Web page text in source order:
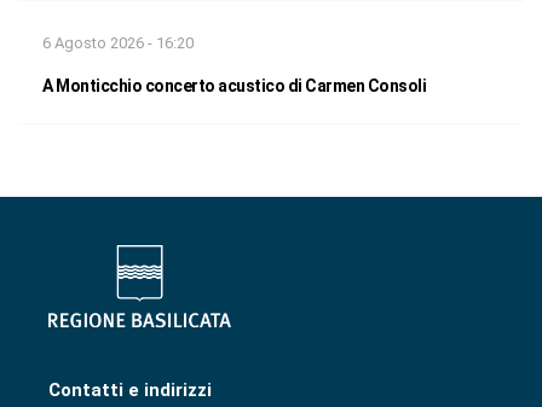
6 Agosto 2026 - 16:20
A Monticchio concerto acustico di Carmen Consoli
Contatti e indirizzi